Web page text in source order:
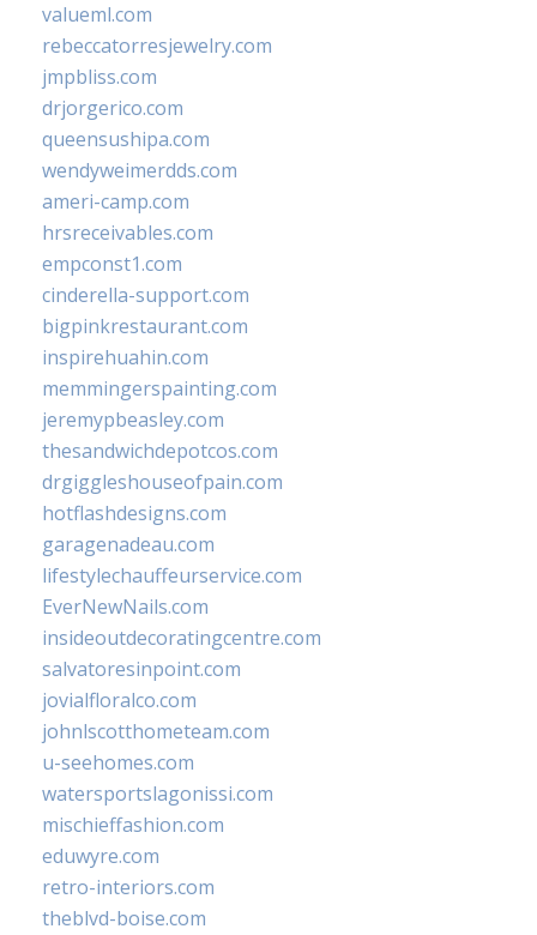
valueml.com
rebeccatorresjewelry.com
jmpbliss.com
drjorgerico.com
queensushipa.com
wendyweimerdds.com
ameri-camp.com
hrsreceivables.com
empconst1.com
cinderella-support.com
bigpinkrestaurant.com
inspirehuahin.com
memmingerspainting.com
jeremypbeasley.com
thesandwichdepotcos.com
drgiggleshouseofpain.com
hotflashdesigns.com
garagenadeau.com
lifestylechauffeurservice.com
EverNewNails.com
insideoutdecoratingcentre.com
salvatoresinpoint.com
jovialfloralco.com
johnlscotthometeam.com
u-seehomes.com
watersportslagonissi.com
mischieffashion.com
eduwyre.com
retro-interiors.com
theblvd-boise.com